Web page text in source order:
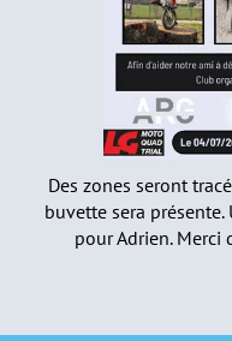
Des zones seront
buvette sera
pour Adrien. Merci